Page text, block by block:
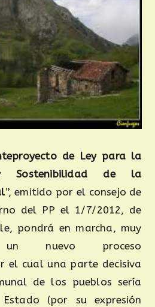
de Ley para la
y Sostenibilidad de la
”, emitido por el consejo de
del PP el 1/7/2012, de
pondrá en marcha, muy
un nuevo proceso
el cual una parte decisiva
de los pueblos sería
(por su expresión